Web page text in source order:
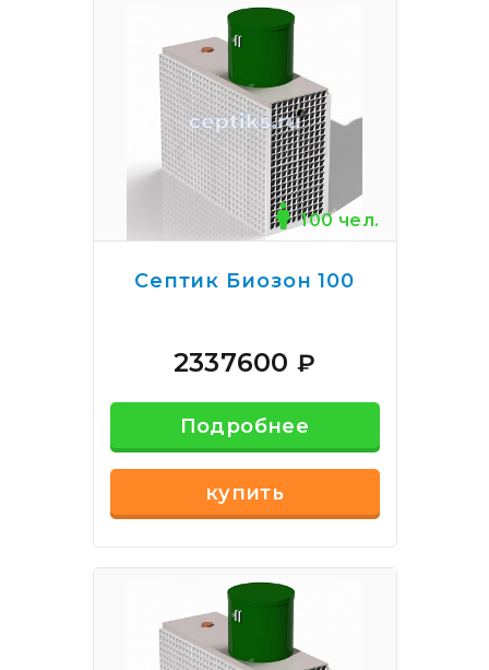
100 чел.
Септик Биозон 100
2337600 ₽
Подробнее
купить